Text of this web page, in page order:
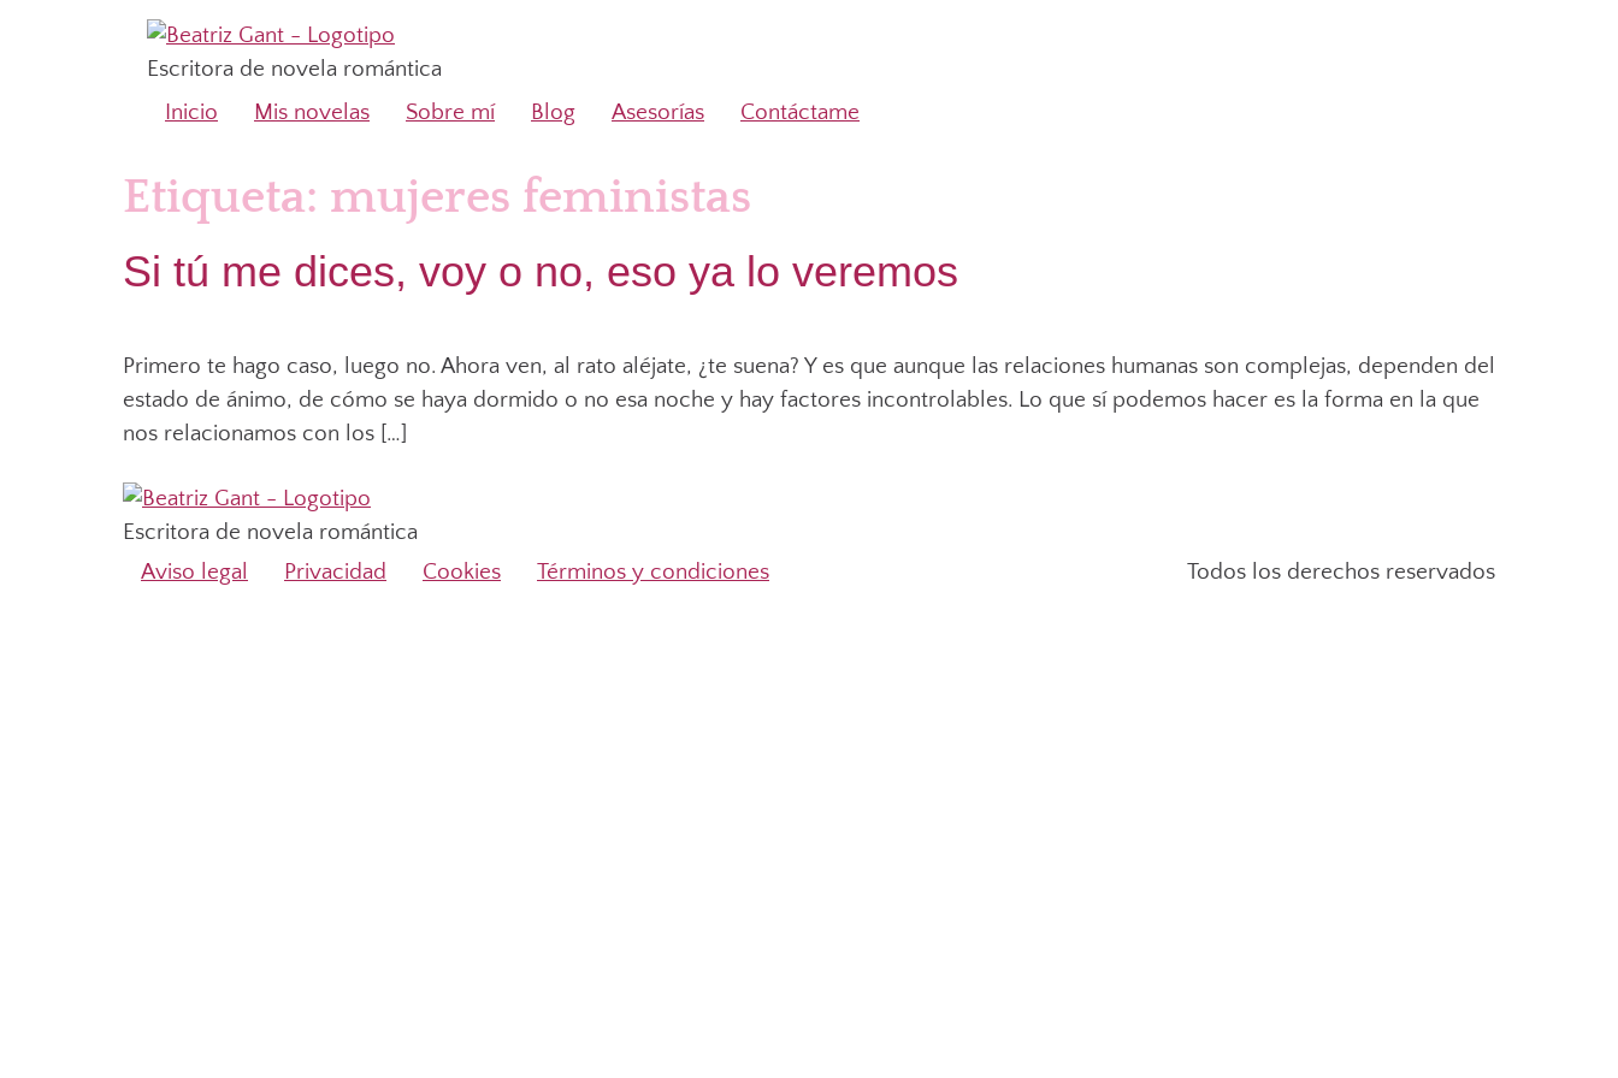
Escritora de novela romántica
Inicio
Mis novelas Sobre mí Blog Asesorías Contáctame
Etiqueta: mujeres feministas
Si tú me dices, voy o no, eso ya lo veremos
Primero te hago caso, luego no. Ahora ven, al rato aléjate, ¿te suena? Y es que aunque las relaciones humanas son complejas, dependen del
estado de ánimo, de cómo se haya dormido o no esa noche y hay factores incontrolables. Lo que sí podemos hacer es la forma en la que
nos relacionamos con los […]
Escritora de novela romántica
Aviso legal
Privacidad Cookies Términos y condiciones Todos los derechos reservados